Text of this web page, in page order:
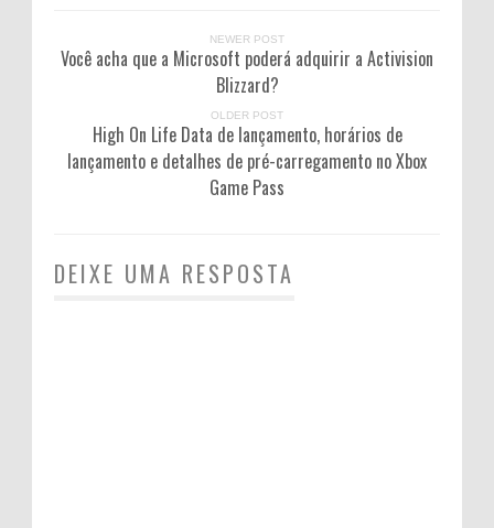
NEWER POST
Você acha que a Microsoft poderá adquirir a Activision
Blizzard?
OLDER POST
High On Life Data de lançamento, horários de
lançamento e detalhes de pré-carregamento no Xbox
Game Pass
DEIXE UMA RESPOSTA